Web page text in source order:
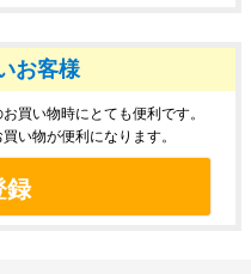
お客様
買い物時にとても便利です。
い物が便利になります。
録